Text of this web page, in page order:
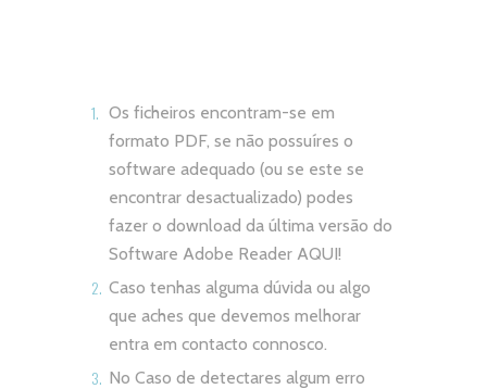
Os ficheiros encontram-se em
formato PDF, se não possuíres o
software adequado (ou se este se
encontrar desactualizado) podes
fazer o download da última versão do
Software Adobe Reader AQUI!
Caso tenhas alguma dúvida ou algo
que aches que devemos melhorar
entra em contacto connosco.
No Caso de detectares algum erro